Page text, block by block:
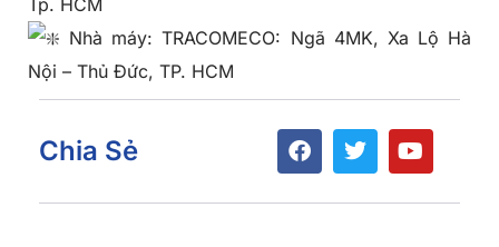
Nhà máy: TRACOMECO: Ngã 4MK, Xa Lộ Hà
Nội – Thủ Đức, TP. HCM
Chia Sẻ